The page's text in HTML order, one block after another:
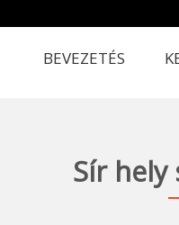
BEVEZETÉS
Sír hely